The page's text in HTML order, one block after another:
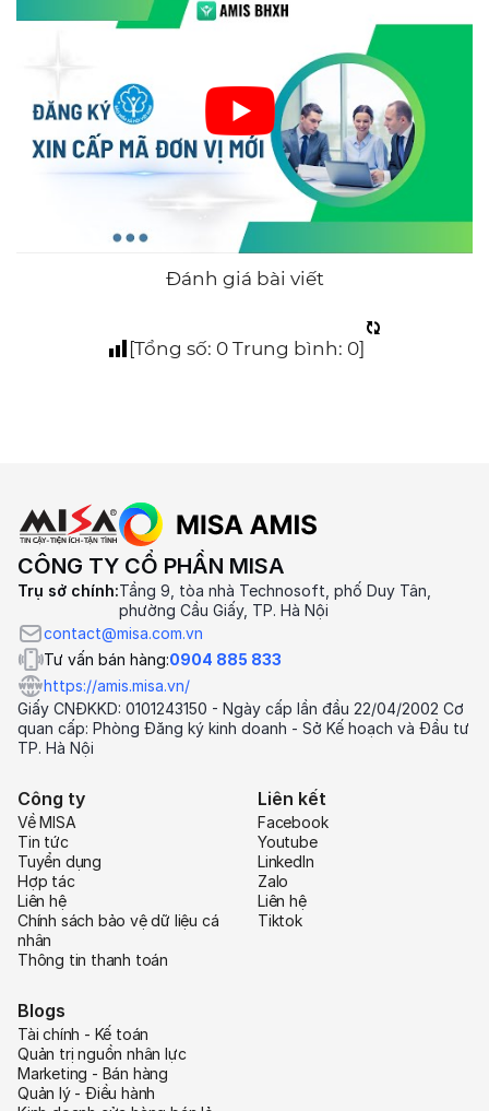
Đánh giá bài viết
[Tổng số: 0 Trung bình: 0]
CÔNG TY CỔ PHẦN MISA
Trụ sở chính:Tầng 9, tòa nhà Technosoft, phố Duy Tân,
phường Cầu Giấy, TP. Hà Nội
contact@misa.com.vn
Tư vấn bán hàng:0904 885 833
https://amis.misa.vn/
Giấy CNĐKKD: 0101243150 - Ngày cấp lần đầu 22/04/2002 Cơ
quan cấp: Phòng Đăng ký kinh doanh - Sở Kế hoạch và Đầu tư
TP. Hà Nội
Công ty
Về MISA
Tin tức
Tuyển dụng
Hợp tác
Liên hệ
Chính sách bảo vệ dữ liệu cá
nhân
Thông tin thanh toán
Liên kết
Facebook
Youtube
LinkedIn
Zalo
Liên hệ
Tiktok
Blogs
Tài chính - Kế toán
Quản trị nguồn nhân lực
Marketing - Bán hàng
Quản lý - Điều hành